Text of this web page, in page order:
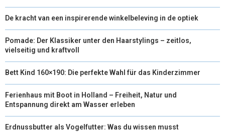
De kracht van een inspirerende winkelbeleving in de optiek
Pomade: Der Klassiker unter den Haarstylings – zeitlos,
vielseitig und kraftvoll
Bett Kind 160×190: Die perfekte Wahl für das Kinderzimmer
Ferienhaus mit Boot in Holland – Freiheit, Natur und
Entspannung direkt am Wasser erleben
Erdnussbutter als Vogelfutter: Was du wissen musst